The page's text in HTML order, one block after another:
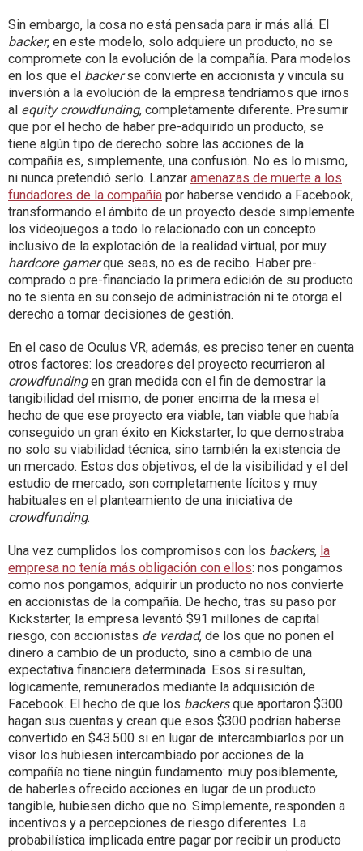
Sin embargo, la cosa no está pensada para ir más allá. El
backer, en este modelo, solo adquiere un producto, no se
compromete con la evolución de la compañía. Para modelos
en los que el backerse convierte en accionista y vincula su
inversión a la evolución de la empresa tendríamos que irnos
al equity crowdfunding, completamente diferente. Presumir
que por el hecho de haber pre-adquirido un producto, se
tiene algún tipo de derecho sobre las acciones de la
compañía es, simplemente, una confusión. No es lo mismo,
ni nunca pretendió serlo. Lanzar amenazas de muerte a los
fundadores de la compañía por haberse vendido a Facebook,
transformando el ámbito de un proyecto desde simplemente
los videojuegos a todo lo relacionado con un concepto
inclusivo de la explotación de la realidad virtual, por muy
hardcore gamerque seas, no es de recibo. Haber pre-
comprado o pre-financiado la primera edición de su producto
no te sienta en su consejo de administración ni te otorga el
derecho a tomar decisiones de gestión.
En el caso de Oculus VR, además, es preciso tener en cuenta
otros factores: los creadores del proyecto recurrieron al
crowdfundingen gran medida con el fin de demostrar la
tangibilidad del mismo, de poner encima de la mesa el
hecho de que ese proyecto era viable, tan viable que había
conseguido un gran éxito en Kickstarter, lo que demostraba
no solo su viabilidad técnica, sino también la existencia de
un mercado. Estos dos objetivos, el de la visibilidad y el del
estudio de mercado, son completamente lícitos y muy
habituales en el planteamiento de una iniciativa de
crowdfunding.
Una vez cumplidos los compromisos con los backers, la
empresa no tenía más obligación con ellos: nos pongamos
como nos pongamos, adquirir un producto no nos convierte
en accionistas de la compañía. De hecho, tras su paso por
Kickstarter, la empresa levantó $91 millones de capital
riesgo, con accionistas de verdad, de los que no ponen el
dinero a cambio de un producto, sino a cambio de una
expectativa financiera determinada. Esos sí resultan,
lógicamente, remunerados mediante la adquisición de
Facebook. El hecho de que los backersque aportaron $300
hagan sus cuentas y crean que esos $300 podrían haberse
convertido en $43.500 si en lugar de intercambiarlos por un
visor los hubiesen intercambiado por acciones de la
compañía no tiene ningún fundamento: muy posiblemente,
de haberles ofrecido acciones en lugar de un producto
tangible, hubiesen dicho que no. Simplemente, responden a
incentivos y a percepciones de riesgo diferentes. La
probabilística implicada entre pagar por recibir un producto